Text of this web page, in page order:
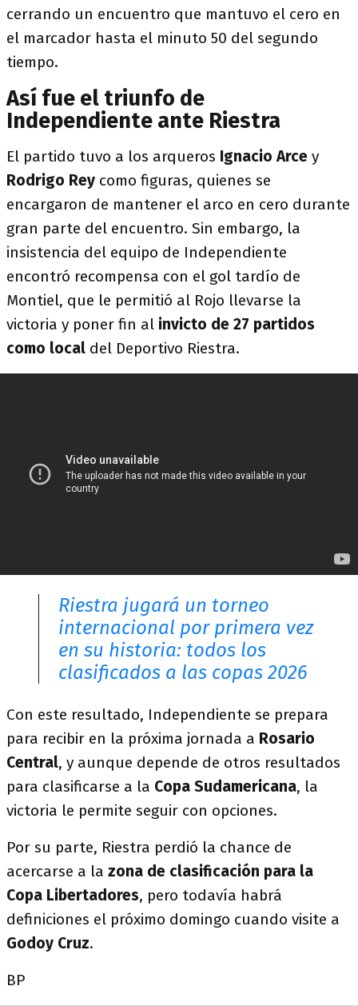
cerrando un encuentro que mantuvo el cero en
el marcador hasta el minuto 50 del segundo
tiempo.
Así fue el triunfo de
Independiente ante Riestra
El partido tuvo a los arqueros Ignacio Arce y
Rodrigo Rey como figuras, quienes se
encargaron de mantener el arco en cero durante
gran parte del encuentro. Sin embargo, la
insistencia del equipo de Independiente
encontró recompensa con el gol tardío de
Montiel, que le permitió al Rojo llevarse la
victoria y poner fin al invicto de 27 partidos
como local del Deportivo Riestra.
Riestra jugará un torneo
internacional por primera vez
en su historia: todos los
clasificados a las copas 2026
Con este resultado, Independiente se prepara
para recibir en la próxima jornada a Rosario
Central, y aunque depende de otros resultados
para clasificarse a la Copa Sudamericana, la
victoria le permite seguir con opciones.
Por su parte, Riestra perdió la chance de
acercarse a la zona de clasificación para la
Copa Libertadores, pero todavía habrá
definiciones el próximo domingo cuando visite a
Godoy Cruz.
BP